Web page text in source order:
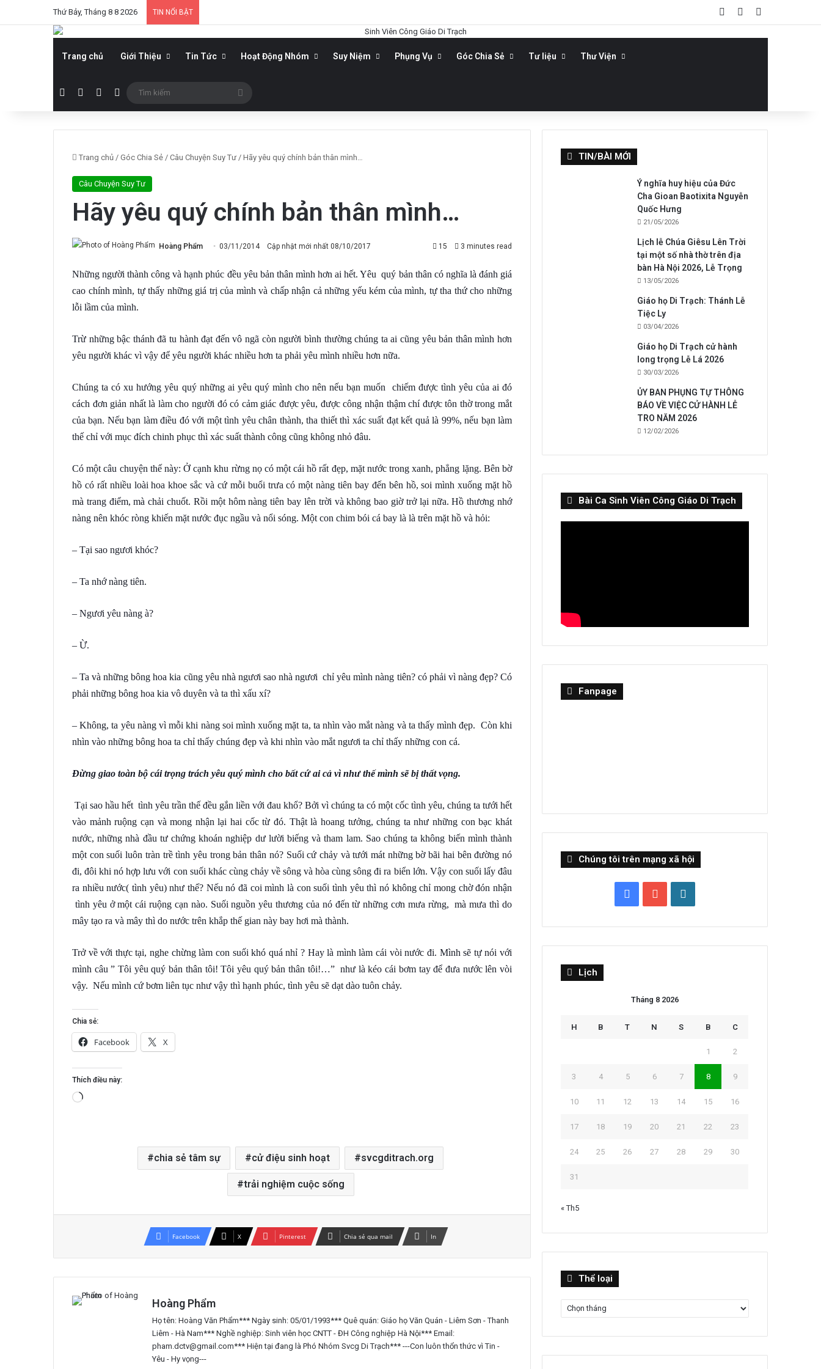
Thứ Bảy, Tháng 8 8 2026 TIN NỔI BẬT Log In Bài viết ngẫu
Trang chủ Giới Thiệu Tin Tức Hoạt Động Nhóm Suy Niệm Phụng Vụ Góc Chia Sẻ Tư liệu Thư Viện
FacebookYouTubeWordPress
Sidebar
Tìm
kiếm
Trang chủ / Góc Chia Sẻ / Câu Chuyện Suy Tư / Hãy yêu quý chính bản thân mình…
Câu Chuyện Suy Tư
Hãy yêu quý chính bản thân mình…
Hoàng Phẩm 03/11/2014 Cập nhật mới nhất 08/10/2017 15 3 minutes read
Những người thành công và hạnh phúc đều yêu bản thân mình hơn ai hết. Yêu quý bản thân có nghĩa là đánh giá
cao chính mình, tự thấy những giá trị của mình và chấp nhận cả những yếu kém của mình, tự tha thứ cho những
lỗi lầm của mình.
Trừ những bậc thánh đã tu hành đạt đến vô ngã còn người bình thường chúng ta ai cũng yêu bản thân mình hơn
yêu người khác vì vậy để yêu người khác nhiều hơn ta phải yêu mình nhiều hơn nữa.
Chúng ta có xu hướng yêu quý những ai yêu quý mình cho nên nếu bạn muốn chiếm được tình yêu của ai đó
cách đơn giản nhất là làm cho người đó có cảm giác được yêu, được công nhận thậm chí được tôn thờ trong mắt
của bạn. Nếu bạn làm điều đó với một tình yêu chân thành, tha thiết thì xác suất đạt kết quả là 99%, nếu bạn làm
thế chỉ với mục đích chinh phục thì xác suất thành công cũng không nhỏ đâu.
Có một câu chuyện thế này: Ở cạnh khu rừng nọ có một cái hồ rất đẹp, mặt nước trong xanh, phẳng lặng. Bên bờ
hồ có rất nhiều loài hoa khoe sắc và cứ mỗi buổi trưa có một nàng tiên bay đến bên hồ, soi mình xuống mặt hồ
mà trang điểm, mà chải chuốt. Rồi một hôm nàng tiên bay lên trời và không bao giờ trở lại nữa. Hồ thương nhớ
nàng nên khóc ròng khiến mặt nước đục ngầu và nổi sóng. Một con chim bói cá bay là là trên mặt hồ và hỏi:
– Tại sao ngươi khóc?
– Ta nhớ nàng tiên.
– Ngươi yêu nàng à?
– Ừ.
– Ta và những bông hoa kia cũng yêu nhà ngươi sao nhà ngươi chỉ yêu mình nàng tiên? có phải vì nàng đẹp? Có
phải những bông hoa kia vô duyên và ta thì xấu xí?
– Không, ta yêu nàng vì mỗi khi nàng soi mình xuống mặt ta, ta nhìn vào mắt nàng và ta thấy mình đẹp. Còn khi
nhìn vào những bông hoa ta chỉ thấy chúng đẹp và khi nhìn vào mắt ngươi ta chỉ thấy những con cá.
Đừng giao toàn bộ cái trọng trách yêu quý mình cho bất cứ ai cả vì như thế mình sẽ bị thất vọng.
Tại sao hầu hết tình yêu trần thế đều gắn liền với đau khổ? Bởi vì chúng ta có một cốc tình yêu, chúng ta tưới hết
vào mảnh ruộng cạn và mong nhận lại hai cốc từ đó. Thật là hoang tưởng, chúng ta như những con bạc khát
nước, những nhà đầu tư chứng khoán nghiệp dư lười biếng và tham lam. Sao chúng ta không biến mình thành
một con suối luôn tràn trề tình yêu trong bản thân nó? Suối cứ chảy và tưới mát những bờ bãi hai bên đường nó
đi, đôi khi nó hợp lưu với con suối khác cùng chảy về sông và hòa cùng sông đi ra biển lớn. Vậy con suối lấy đâu
ra nhiều nước( tình yêu) như thế? Nếu nó đã coi mình là con suối tình yêu thì nó không chỉ mong chờ đón nhận
tình yêu ở một cái ruộng cạn nào. Suối nguồn yêu thương của nó đến từ những cơn mưa rừng, mà mưa thì do
mây tạo ra và mây thì do nước trên khắp thế gian này bay hơi mà thành.
Trở về với thực tại, nghe chừng làm con suối khó quá nhỉ ? Hay là mình làm cái vòi nước đi. Mình sẽ tự nói với
mình câu ” Tôi yêu quý bản thân tôi! Tôi yêu quý bản thân tôi!…” như là kéo cái bơm tay để đưa nước lên vòi
vậy. Nếu mình cứ bơm liên tục như vậy thì hạnh phúc, tình yêu sẽ dạt dào tuôn chảy.
Chia sẻ:
Facebook X
Thích điều này:
Đang
chia sẻ tâm sự cử điệu sinh hoạt svcgditrach.org
trải nghiệm cuộc sống
Facebook X Pinterest Chia sẻ qua mail In
Hoàng Phẩm
Họ tên: Hoàng Văn Phẩm*** Ngày sinh: 05/01/1993*** Quê quán: Giáo họ Văn Quán - Liêm Sơn - Thanh
Liêm - Hà Nam*** Nghề nghiệp: Sinh viên học CNTT - ĐH Công nghiệp Hà Nội*** Email:
pham.dctv@gmail.com*** Hiện tại đang là Phó Nhóm Svcg Di Trạch*** ---Con luôn thổn thức vì Tin -
Yêu - Hy vọng---
Hãy là một Valentine: Để tình yêu chữa
lành thế giới
TIN/BÀI MỚI
Ý nghĩa huy hiệu của Đức
Cha Gioan Baotixita Nguyễn
Quốc Hưng
21/05/2026
Lịch lễ Chúa Giêsu Lên Trời
tại một số nhà thờ trên địa
bàn Hà Nội 2026, Lễ Trọng
13/05/2026
Giáo họ Di Trạch: Thánh Lễ
Tiệc Ly
03/04/2026
Giáo họ Di Trạch cử hành
long trọng Lễ Lá 2026
30/03/2026
ỦY BAN PHỤNG TỰ THÔNG
BÁO VỀ VIỆC CỬ HÀNH LỄ
TRO NĂM 2026
12/02/2026
Bài Ca Sinh Viên Công Giáo Di Trạch
Fanpage
Chúng tôi trên mạng xã hội
FacebookYouTube
Lịch
Tháng 8 2026
H B T N S B C
1 2
3 4 5 6 7 8 9
10 11 12 13 14 15 16
17 18 19 20 21 22 23
24 25 26 27 28 29 30
31
« Th5
Thể loại
loại